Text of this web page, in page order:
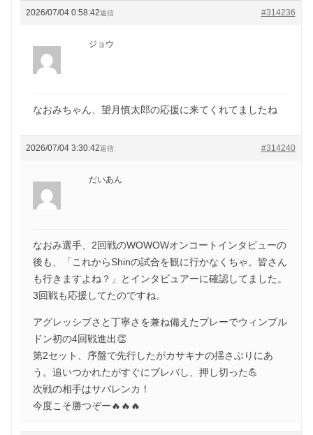
2026/07/04 0:58:42 #314236
返信
ジョウ
なおみちゃん、望月慎太郎の応援に来てくれてましたね
2026/07/04 3:30:42 #314240
返信
だいあん
なおみ選手、2回戦のWOWOWオンコートインタビューの
後も、「これからShinの試合を観に行かなくちゃ。皆さん
も行きますよね？」とインタビュアーに確認してました。
3回戦も応援してたのですね。
アグレッシブさと丁寧さを兼ね備えたプレーでウィンブル
ドン初の4回戦進出👏
第2セット、序盤で先行したがカサキナの揺さぶりにあ
う。追いつかれたがすぐにブレバし、押し切った💪
次戦の相手はサバレンカ！
今度こそ勝つぞー🔥🔥🔥